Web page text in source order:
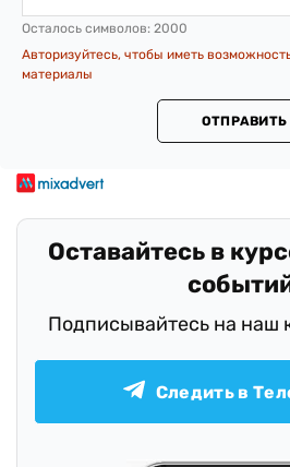
Осталось символов: 2000
Авторизуйтесь, чтобы иметь
материалы
ОТПРАВИТЬ
Оставайтесь в
Подписывайтесь на наш
Следить в